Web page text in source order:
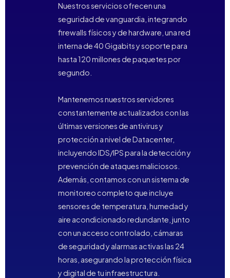
Nuestros servicios ofrecen una
seguridad de vanguardia, integrando
firewalls físicos y de hardware, una red
interna de 40 Gigabits y soporte para
hasta 120 millones de paquetes por
segundo.
Mantenemos nuestros servidores
constantemente actualizados con las
últimas versiones de antivirus y
protección a nivel de Datacenter,
incluyendo IDS/IPS para la detección y
prevención de ataques maliciosos.
Además, contamos con un sistema de
monitoreo completo que incluye
sensores de temperatura, humedad y
aire acondicionado redundante, junto
con un acceso controlado, cámaras
de seguridad y alarmas activas las 24
horas, asegurando la protección física
y digital de tu infraestructura.